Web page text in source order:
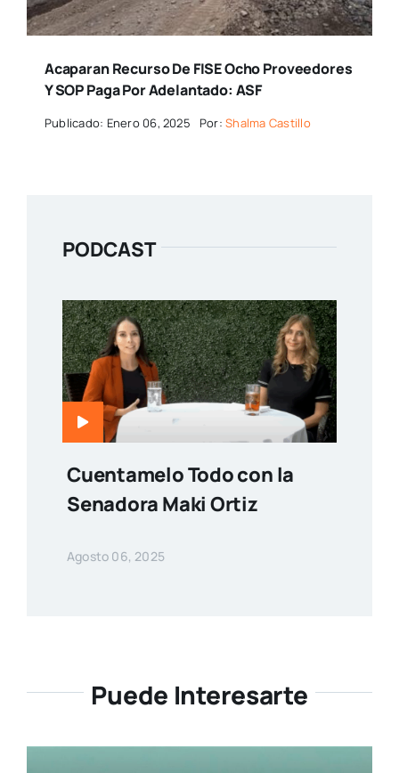
Acaparan Recurso De FISE Ocho Proveedores
Y SOP Paga Por Adelantado: ASF
Publicado: Enero 06, 2025 Por:Shalma Castillo
PODCAST
Cuentamelo Todo con la
Senadora Maki Ortiz
Agosto 06, 2025
Puede Interesarte